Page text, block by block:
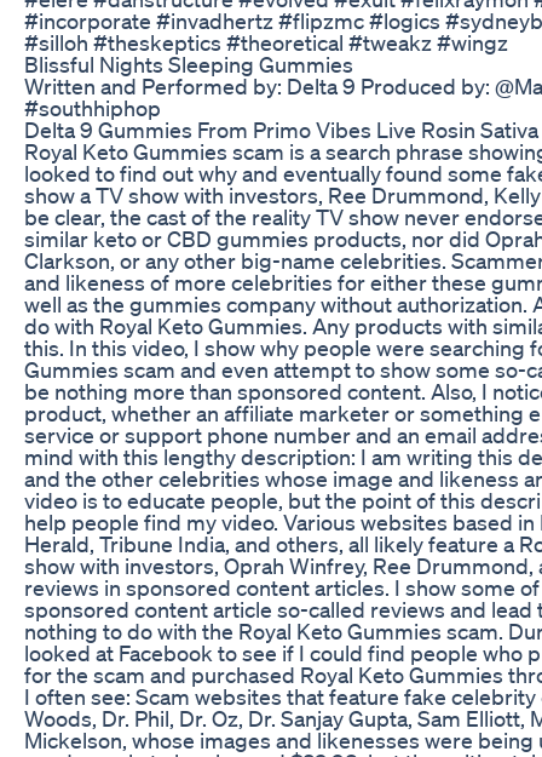
#incorporate #invadhertz #flipzmc #logics
#silloh #theskeptics #theoretical #tweakz #wingz
Blissful Nights Sleeping Gummies
Written and Performed by: Delta 9 Produced by:
#southhiphop
Delta 9 Gummies From Primo Vibes Live Rosin
Royal Keto Gummies scam is a search phrase
looked to find out why and eventually found some
show a TV show with investors, Ree Drummond,
be clear, the cast of the reality TV show never
similar keto or CBD gummies products, nor did
Clarkson, or any other big-name celebrities.
and likeness of more celebrities for either these
well as the gummies company without authorization.
do with Royal Keto Gummies. Any products with
this. In this video, I show why people were searching
Gummies scam and even attempt to show some so-
be nothing more than sponsored content. Also, I
product, whether an affiliate marketer or something
service or support phone number and an email
mind with this lengthy description: I am writing this
and the other celebrities whose image and likeness
video is to educate people, but the point of this
help people find my video. Various websites based
Herald, Tribune India, and others, all likely feature a
show with investors, Oprah Winfrey, Ree
reviews in sponsored content articles. I show some
sponsored content article so-called reviews and
nothing to do with the Royal Keto Gummies scam.
looked at Facebook to see if I could find people who
for the scam and purchased Royal Keto Gummies
I often see: Scam websites that feature fake
Woods, Dr. Phil, Dr. Oz, Dr. Sanjay Gupta, Sam
Mickelson, whose images and likenesses were